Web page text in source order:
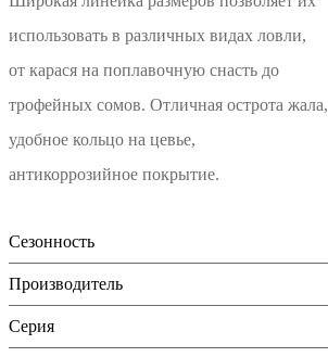
использовать в различных видах ловли,
от карася на поплавочную снасть до
трофейных сомов. Отличная острота жала,
удобное кольцо на цевье,
антикоррозийное покрытие.
Сезонность
Производитель
Серия